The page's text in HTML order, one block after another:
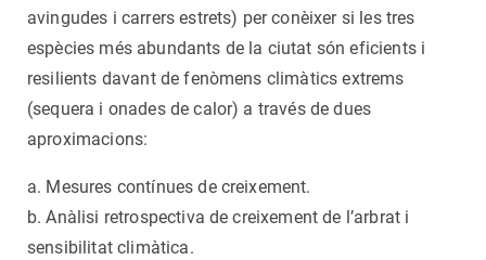
avingudes i carrers estrets) per conèixer si les tres
espècies més abundants de la ciutat són eficients i
resilients davant de fenòmens climàtics extrems
(sequera i onades de calor) a través de dues
aproximacions:
a. Mesures contínues de creixement.
b. Anàlisi retrospectiva de creixement de l’arbrat i
sensibilitat climàtica.